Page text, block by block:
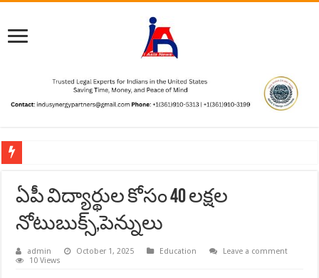
“Enjoying the nectar of Basavanna’s Vachanas in Europe.”
Message from Raj Daniels, President US India Chamber of Commerce, Dallas/
12th International Day of Yoga Hosted by The Consulate General of India,
ఏపీ విద్యార్థుల కోసం 40 లక్షల
నోటుబుక్స్,పెన్నులు
admin October 1, 2025 Education
Leave a comment
10 Views